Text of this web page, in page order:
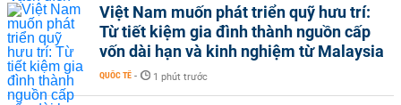
Việt Nam muốn phát triển quỹ hưu trí:
Từ tiết kiệm gia đình thành nguồn cấp
vốn dài hạn và kinh nghiệm từ Malaysia
QUỐC TẾ - 1 phút trước